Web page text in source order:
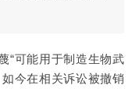
“可能用于制造生物武
今在相关诉讼被撤销